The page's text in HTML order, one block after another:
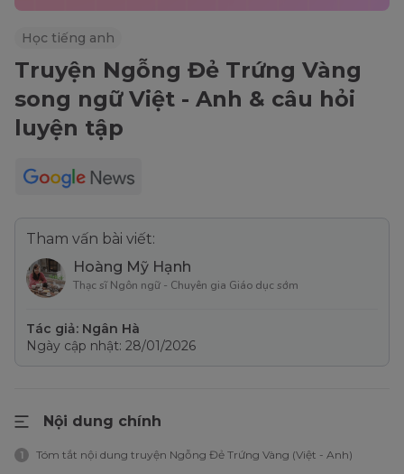
Học tiếng anh
Truyện Ngỗng Đẻ Trứng Vàng
song ngữ Việt - Anh & câu hỏi
luyện tập
Tham vấn bài viết:
Hoàng Mỹ Hạnh
Thạc sĩ Ngôn ngữ - Chuyên gia Giáo dục sớm
Tác giả: Ngân Hà
Ngày cập nhật: 28/01/2026
Nội dung chính
1 Tóm tắt nội dung truyện Ngỗng Đẻ Trứng Vàng (Việt - Anh)